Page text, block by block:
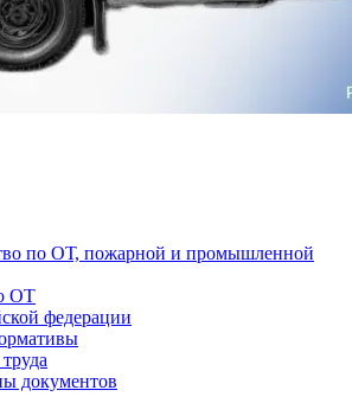
по ОТ, пожарной и промышленной
ОТ
федерации
документов